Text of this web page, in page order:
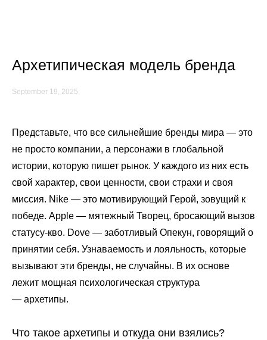
September 19, 2025
Архетипическая модель бренда
Представьте, что все сильнейшие бренды мира — это
не просто компании, а персонажи в глобальной
истории, которую пишет рынок. У каждого из них есть
свой характер, свои ценности, свои страхи и своя
миссия. Nike — это мотивирующий Герой, зовущий к
победе. Apple — мятежный Творец, бросающий вызов
статусу-кво. Dove — заботливый Опекун, говорящий о
принятии себя. Узнаваемость и лояльность, которые
вызывают эти бренды, не случайны. В их основе
лежит мощная психологическая структура
— архетипы.
Что такое архетипы и откуда они взялись?